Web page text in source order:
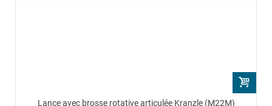
Lance avec brosse rotative articulée Kranzle (M22M)